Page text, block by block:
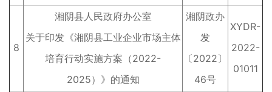
8
湘阴县人民政府办公室
关于印发《湘阴县工业企业市场主体
培育行动实施方案（2022-
2025）》的通知
湘阴政办
发
〔2022〕
46号
XYDR-
2022-
01011